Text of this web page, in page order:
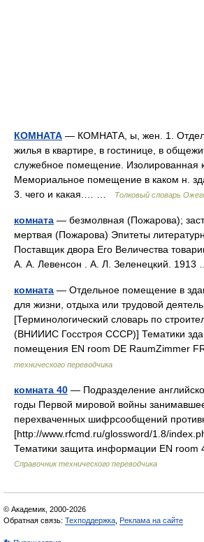
КОМНАТА — КОМНАТА, ы, жен. 1.
жилья в квартире, в гостинице, в
служебное помещение. Изолированная
Мемориальное помещение в каком н.
3. чего и какая.… …
Толковый словарь
комната — безмолвная (Пожарова);
мертвая (Пожарова) Эпитеты
Поставщик двора Его Величества
А. А. Левенсон . А. Л. Зеленецкий.
комната — Отдельное помещение в
для жизни, отдыха или трудовой
[Терминологический словарь по
(ВНИИИС Госстроя СССР)] Тематики
помещения EN room DE RaumZimmer
технического переводчика
комната 40 — Подразделение
годы Первой мировой войны
перехваченных шифрсообщений
[http://www.rfcmd.ru/glossword/1.8/
Тематики защита информации EN
Справочник технического переводчика
© Академик, 2000-2026
Обратная связь: Техподдержка Реклама на сайте